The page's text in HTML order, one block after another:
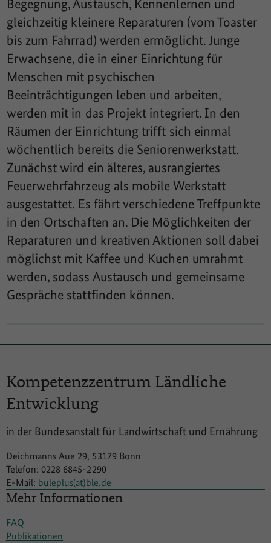
Begegnung, Austausch, Kennenlernen und
gleichzeitig kleinere Reparaturen (vom Toaster
bis zum Fahrrad) werden ermöglicht. Junge
Erwachsene, die in einer Einrichtung für
Menschen mit psychischen
Beeinträchtigungen leben und arbeiten,
werden mit in das Projekt integriert. In den
Räumen der Einrichtung trifft sich einmal
wöchentlich bereits die Seniorenwerkstatt.
Zunächst wird ein älteres, ausrangiertes
Feuerwehrfahrzeug als mobile Werkstatt
ausgestattet. Es fährt verschiedene Treffpunkte
in den Ortschaften an. Die Möglichkeiten der
Reparaturen und kreativen Aktionen soll dabei
möglichst mit Kaffee und Kuchen umrahmt
werden, sodass Austausch und gemeinsame
Gespräche stattfinden können.
Kompetenzzentrum Ländliche
Entwicklung
in der Bundesanstalt für Landwirtschaft und Ernährung
Deichmanns Aue 29, 53179 Bonn
Telefon: 0228 6845-2290
E-Mail: buleplus(at)ble.de
Mehr Informationen
FAQ
Publikationen